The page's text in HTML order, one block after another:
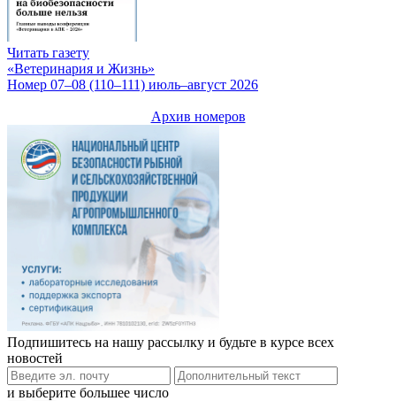
Читать газету
«Ветеринария и Жизнь»
Номер 07–08 (110–111) июль–август 2026
Архив номеров
Подпишитесь на нашу рассылку и будьте в курсе всех
новостей
и выберите большее число